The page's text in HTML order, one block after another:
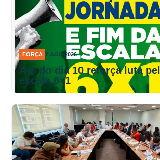
FORÇA 7 AGO 2026
Ato do dia 10 reforça luta
escala 6×1